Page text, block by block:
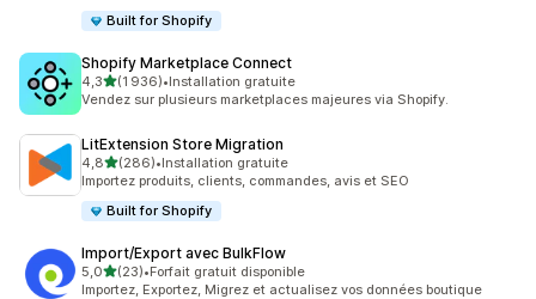
Built for Shopify
Shopify Marketplace Connect
4,3étoile(s) sur 5
(1 936)
1936 avis au total
•Installation gratuite
Vendez sur plusieurs marketplaces majeures via Shopify.
LitExtension Store Migration
4,8étoile(s) sur 5
(286)
286 avis au total
•Installation gratuite
Importez produits, clients, commandes, avis et SEO
Built for Shopify
Import/Export avec BulkFlow
5,0étoile(s) sur 5
(23)
23 avis au total
•Forfait gratuit disponible
Importez, Exportez, Migrez et actualisez vos données boutique